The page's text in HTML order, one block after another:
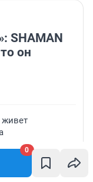
0
SHAMAN
он
живет